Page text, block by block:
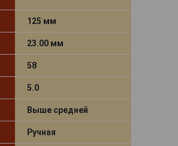
125 мм
23.00 мм
58
5.0
Выше средней
Ручная